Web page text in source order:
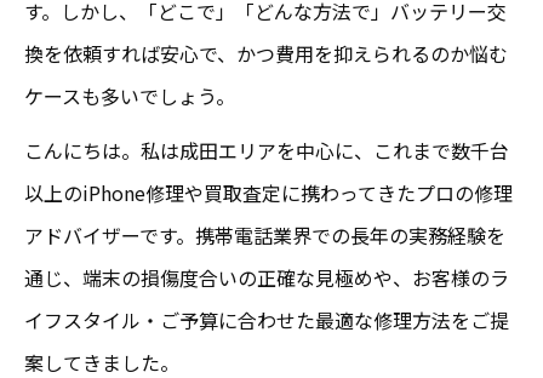
す。しかし、「どこで」「どんな方法で」バッテリー交
換を依頼すれば安心で、かつ費用を抑えられるのか悩む
ケースも多いでしょう。
こんにちは。私は成田エリアを中心に、これまで数千台
以上のiPhone修理や買取査定に携わってきたプロの修理
アドバイザーです。携帯電話業界での長年の実務経験を
通じ、端末の損傷度合いの正確な見極めや、お客様のラ
イフスタイル・ご予算に合わせた最適な修理方法をご提
案してきました。